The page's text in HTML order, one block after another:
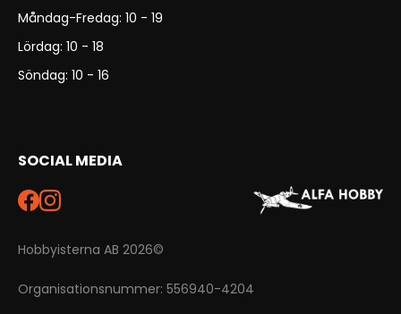
Måndag-Fredag: 10 - 19
Lördag: 10 - 18
Söndag: 10 - 16
SOCIAL MEDIA
Hobbyisterna AB 2026©
Organisationsnummer: 556940-4204